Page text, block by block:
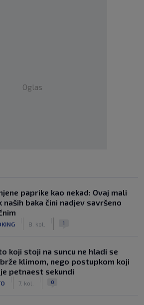
Oglas
paprike kao nekad: Ovaj mali
naših baka čini nadjev savršeno
8. kol. 1
koji stoji na suncu ne hladi se
klimom, nego postupkom koji
petnaest sekundi
7. kol. 0